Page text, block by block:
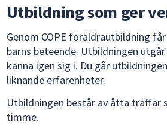
Utbildning som ger
Genom COPE föräldrautbildning
barns beteende. Utbildningen
känna igen sig i. Du går
liknande erfarenheter.
Utbildningen består av åtta träffar
timme.